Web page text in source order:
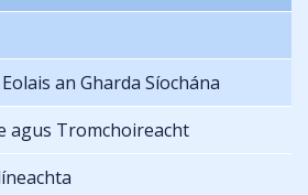
an Gharda Síochána
agus Tromchoireacht